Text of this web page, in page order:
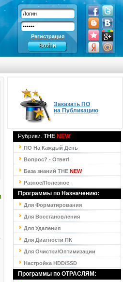
Регистрация
Заказать ПО
на Публикацию
Рубрики. THE NEW
ПО На Каждый День
Вопрос? - Ответ!
База знаний THE NEW
Разное/Полезное
Программы по Назначению:
Для Форматирования
Для Восстановления
Для Удаления
Для Диагности ПК
Для Очистки/Оптимизации
Настройка HDD/SSD
Программы по ОТРАСЛЯМ: